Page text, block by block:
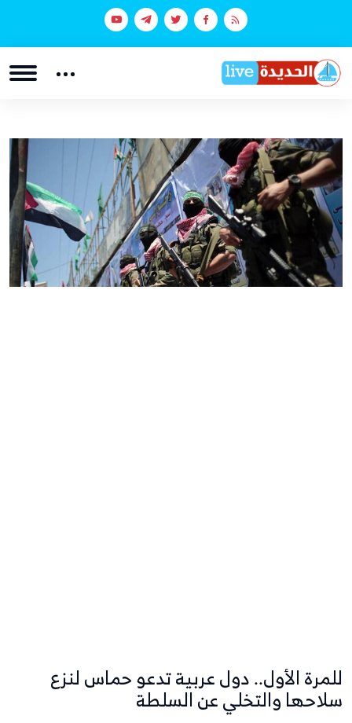
للمرة الأول.. دول عربية تدعو حماس لنزع
سلاحها والتخلي عن السلطة